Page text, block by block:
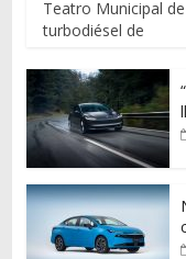
Teatro Municipal
turbodiésel de